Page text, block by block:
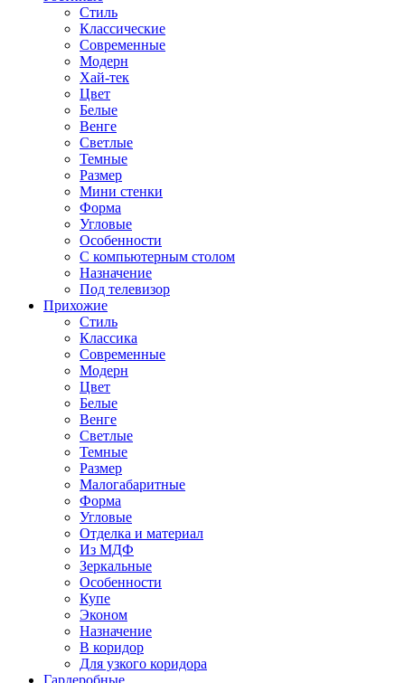
Стиль
Классические
Современные
Модерн
Хай-тек
Цвет
Белые
Венге
Светлые
Темные
Размер
Мини стенки
Форма
Угловые
Особенности
С компьютерным столом
Назначение
Под телевизор
Прихожие
Стиль
Классика
Современные
Модерн
Цвет
Белые
Венге
Светлые
Темные
Размер
Малогабаритные
Форма
Угловые
Отделка и материал
Из МДФ
Зеркальные
Особенности
Купе
Эконом
Назначение
В коридор
Для узкого коридора
Гардеробные